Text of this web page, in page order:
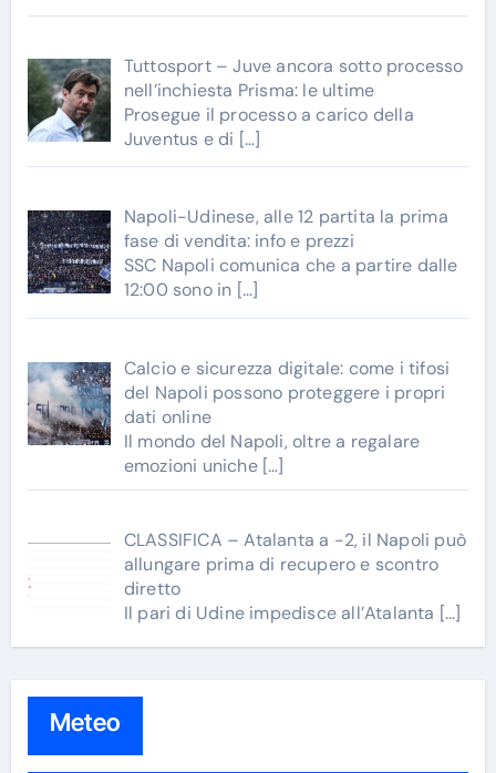
Tuttosport – Juve ancora sotto processo
nell’inchiesta Prisma: le ultime
Prosegue il processo a carico della
Juventus e di […]
Napoli-Udinese, alle 12 partita la prima
fase di vendita: info e prezzi
SSC Napoli comunica che a partire dalle
12:00 sono in […]
Calcio e sicurezza digitale: come i tifosi
del Napoli possono proteggere i propri
dati online
Il mondo del Napoli, oltre a regalare
emozioni uniche […]
CLASSIFICA – Atalanta a -2, il Napoli può
allungare prima di recupero e scontro
diretto
Il pari di Udine impedisce all’Atalanta […]
Meteo